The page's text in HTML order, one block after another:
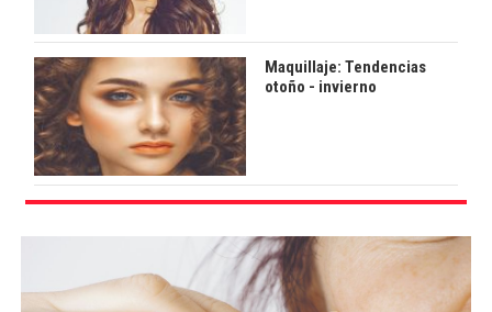
Maquillaje: Tendencias
otoño - invierno